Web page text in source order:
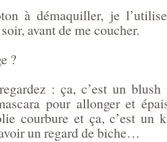
à démaquiller, je
avant de me coucher.
?
: ça, c’est un blush
pour allonger et
courbure et ça, c’est un
un regard de biche…